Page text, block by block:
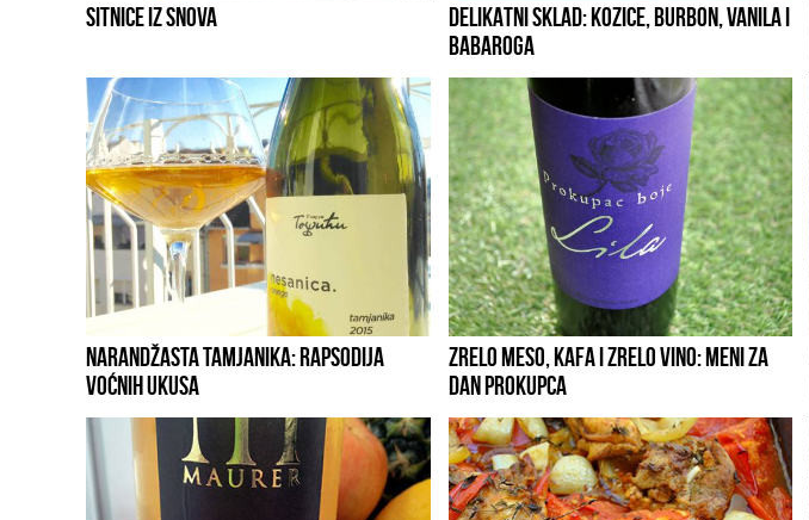
SITNICE IZ SNOVA
DELIKATNI SKLAD: KOZICE, BURBON, VANILA I
BABAROGA
NARANDŽASTA TAMJANIKA: RAPSODIJA
VOĆNIH UKUSA
ZRELO MESO, KAFA I ZRELO VINO: MENI ZA
DAN PROKUPCA